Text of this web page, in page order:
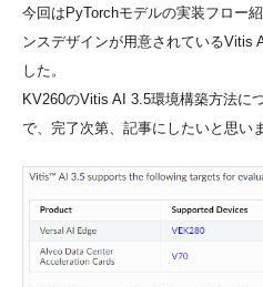
今回はPyTorchモデルの実装フロー
ンスデザインが用意されているVitis
した。
KV260のVitis AI 3.5環境構築方法に
で、完了次第、記事にしたいと思い